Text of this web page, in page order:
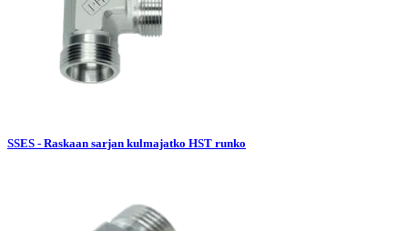
SSES - Raskaan sarjan kulmajatko HST runko